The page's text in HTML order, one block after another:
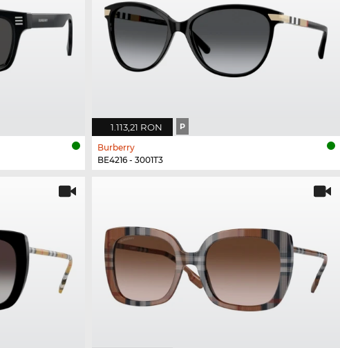
1.113,21 RON P
Burberry
BE4216 - 3001T3